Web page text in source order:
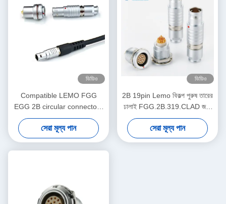
ভিডিও
Compatible LEMO FGG
EGG 2B circular connectors
Male And Female With
Customized Cable Assmebly
Manufacturer
সেরা মূল্য পান
ভিডিও
2B 19pin Lemo বিকল্প পুরুষ তারের
ঢালাই FGG.2B.319.CLAD জন্য
প্লাগ
সেরা মূল্য পান